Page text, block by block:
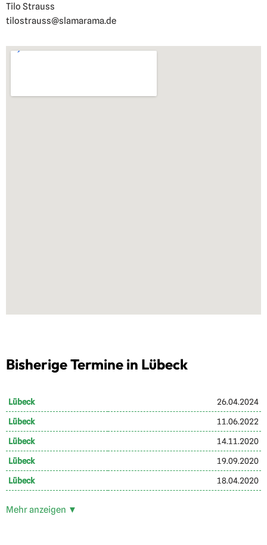
Tilo Strauss
tilostrauss@slamarama.de
Bisherige Termine in Lübeck
Lübeck 26.04.2024
Lübeck 11.06.2022
Lübeck 14.11.2020
Lübeck 19.09.2020
Lübeck 18.04.2020
Mehr anzeigen ▼